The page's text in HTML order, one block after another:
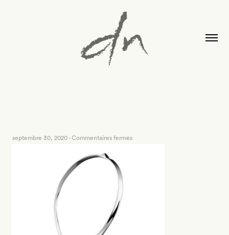
septembre 30, 2020-Commentaires ferméssur